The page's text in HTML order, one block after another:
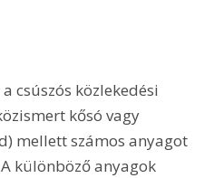
csúszós közlekedési
kősó vagy
mellett számos anyagot
különböző anyagok